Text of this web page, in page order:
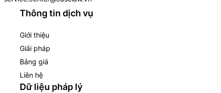
Thông tin dịch vụ
Giới thiệu
Giải pháp
Bảng giá
Liên hệ
Dữ liệu pháp lý